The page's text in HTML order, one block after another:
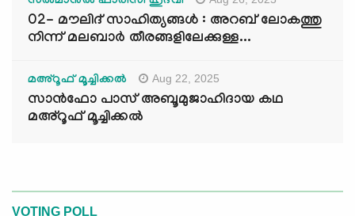
02- മൗലിദ് സാഹിത്യങ്ങൾ : അറബ് ലോകത്തു
നിന്ന് മലബാർ തീരങ്ങളിലേക്കുള്ള...
മഅ്റൂഫ് മൂച്ചിക്കല്‍ Aug 22, 2025
സാൻഫോ പാസ് അബൂമുജാഹിദായ കഥ
മഅ്റൂഫ് മൂച്ചിക്കല്‍
VOTING POLL